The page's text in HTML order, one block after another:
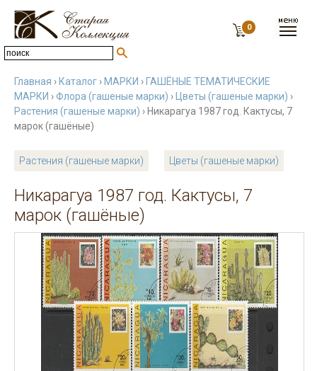
0
Главная › Каталог › МАРКИ › ГАШЁНЫЕ ТЕМАТИЧЕСКИЕ
МАРКИ ›Флора (гашеные марки) › Цветы (гашеные марки) ›
Растения (гашеные марки) › Никарагуа 1987 год. Кактусы, 7
марок (гашёные)
Растения (гашеные марки) Цветы (гашеные марки)
Никарагуа 1987 год. Кактусы, 7
марок (гашёные)